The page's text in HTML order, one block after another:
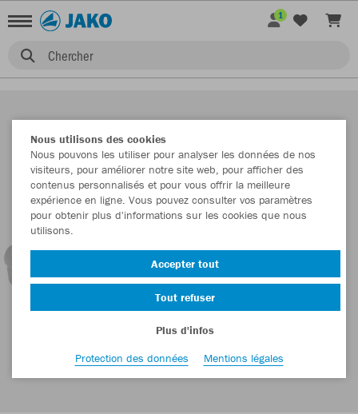
Chercher
1
Nous utilisons des cookies
Nous pouvons les utiliser pour analyser les données de nos
visiteurs, pour améliorer notre site web, pour afficher des
contenus personnalisés et pour vous offrir la meilleure
expérience en ligne. Vous pouvez consulter vos paramètres
pour obtenir plus d'informations sur les cookies que nous
utilisons.
Accepter tout
Tout refuser
Plus d'infos
Protection des données
Mentions légales